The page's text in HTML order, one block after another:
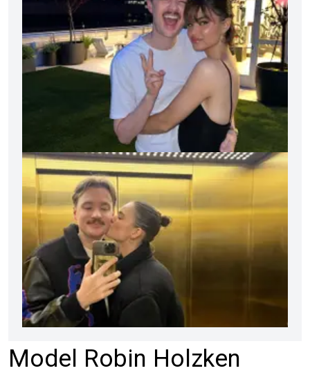
Model Robin Holzken